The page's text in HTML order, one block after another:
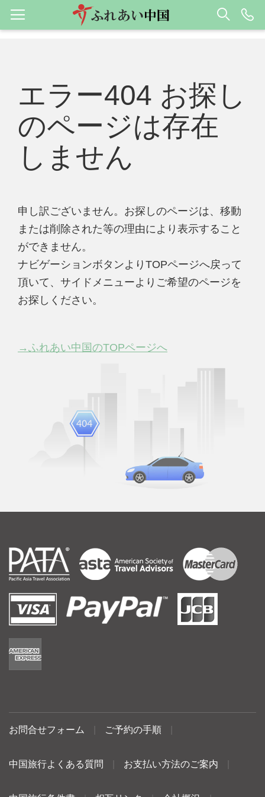
エラー404 お探し
のページは存在
しません
申し訳ございません。お探しのページは、移動
または削除された等の理由により表示すること
ができません。
ナビゲーションボタンよりTOPページへ戻って
頂いて、サイドメニューよりご希望のページを
お探しください。
→ふれあい中国のTOPページへ
お問合せフォーム ご予約の手順
中国旅行よくある質問 お支払い方法のご案内